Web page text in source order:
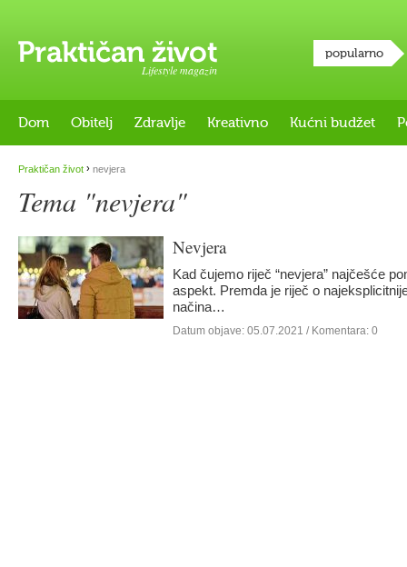
Lifestyle magazin
popularno
Dom Obitelj Zdravlje Kreativno Kućni budžet
Praktičan život › nevjera
Tema "nevjera"
Nevjera
Kad čujemo riječ “nevjera” najčešće
aspekt. Premda je riječ o
načina…
Datum objave: 05.07.2021 / Komentara: 0